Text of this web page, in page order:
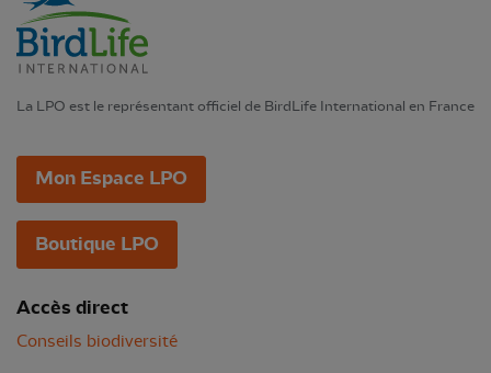
La LPO est le représentant officiel de BirdLife International en France
Mon Espace LPO
Boutique LPO
Accès direct
Conseils biodiversité